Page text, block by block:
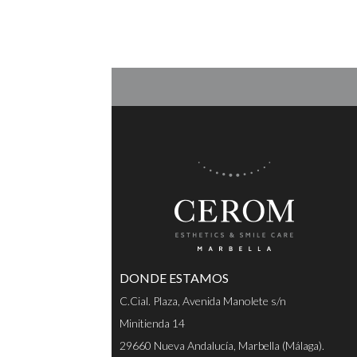
DONDE ESTAMOS
C.Cial. Plaza, Avenida Manolete s/n
Minitienda 14
29660 Nueva Andalucía, Marbella (Málaga).